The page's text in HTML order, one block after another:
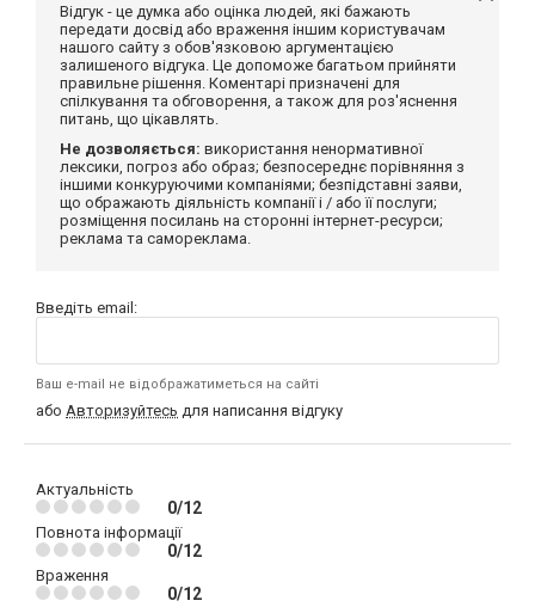
Відгук - це думка або оцінка людей, які бажають
передати досвід або враження іншим користувачам
нашого сайту з обов'язковою аргументацією
залишеного відгука. Це допоможе багатьом прийняти
правильне рішення. Коментарі призначені для
спілкування та обговорення, а також для роз'яснення
питань, що цікавлять.
Не дозволяється: використання ненормативної
лексики, погроз або образ; безпосереднє порівняння з
іншими конкуруючими компаніями; безпідставні заяви,
що ображають діяльність компанії і / або її послуги;
розміщення посилань на сторонні інтернет-ресурси;
реклама та самореклама.
Введіть email:
Ваш e-mail не відображатиметься на сайті
або Авторизуйтесь для написання відгуку
Актуальність
0/12
Повнота інформації
0/12
Враження
0/12